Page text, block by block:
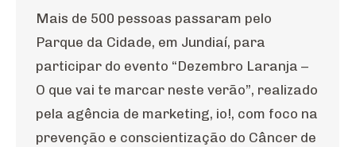
Mais de 500 pessoas passaram pelo
Parque da Cidade, em Jundiaí, para
participar do evento “Dezembro Laranja –
O que vai te marcar neste verão”, realizado
pela agência de marketing, io!, com foco na
prevenção e conscientização do Câncer de